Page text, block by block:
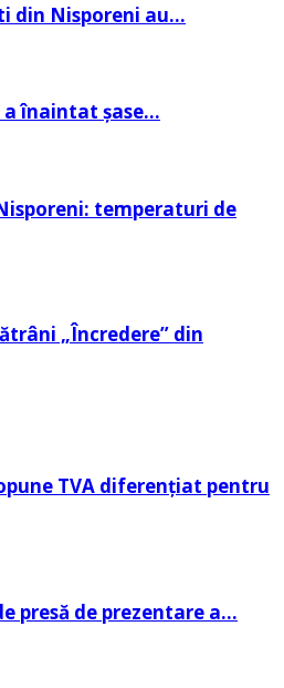
din Nisporeni au…
a înaintat șase…
temperaturi de
„Încredere” din
TVA diferențiat pentru
presă de prezentare a…